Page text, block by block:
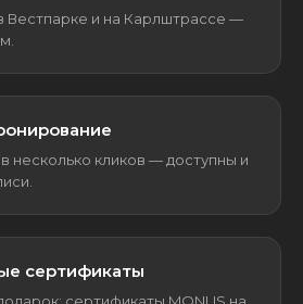
Вестпарке и на Карлштрассе —
несколько кликов — доступны и
сертификаты